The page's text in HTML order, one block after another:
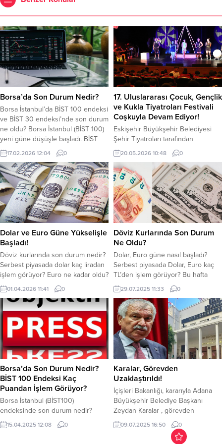
Borsa’da Son Durum Nedir?
Borsa İstanbul’da BİST 100 endeksi
ve BİST 30 endeksi’nde son durum
ne oldu? Borsa İstanbul (BİST 100)
yeni güne düşüşle başladı. BİST
100 endeksi önceki gün kapanışı
14.339.30 puandan yaptı. BİST 100
endeksi bugün 0.25 puan azalışla
açılışını 14.314.06 puandan yaptı.
BİST 100 endeksi saat 12.00
itibariyle 14.290.28 puandan işlem...
17.02.2026 12:04 0
17. Uluslararası Çocuk, Gençlik
ve Kukla Tiyatroları Festivali
Coşkuyla Devam Ediyor!
Eskişehir Büyükşehir Belediyesi
Şehir Tiyatroları tarafından
düzenlenen 17. Uluslararası
Eskişehir Çocuk, Gençlik ve Kukla
Tiyatroları Festivali, dünya
genelinden seçkin tiyatro
topluluklarını Eskişehir’de bir araya
getirmeye devam ediyor.
Büyükşehir Belediyesi bünyesinde
gerçekleştirilen ve kenti adeta dev
bir açık hava sahnesine
dönüştüren 17. Uluslararası
Eskişehir Çocuk, Gençlik ve Kukla
Tiyatroları Festivali tüm...
20.05.2026 10:48 0
Dolar ve Euro Güne Yükselişle
Başladı!
Döviz kurlarında son durum nedir?
Serbest piyasada dolar kaç liradan
işlem görüyor? Euro ne kadar oldu?
Döviz piyasasında dolar ve euro
güne hafif yükselişle başladı.
Ekonomik belirsizlikler, faiz
politikalarına dair beklentiler ve
jeopolitik riskler doların
yükselmesinde etkili olmaya devam
ediyor. Dolar dün günü 44.44
TL’den kapattı. Bugün güne 44.45
TL’den...
01.04.2026 11:41 0
Döviz Kurlarında Son Durum
Ne Oldu?
Dolar, Euro güne nasıl başladı?
Serbest piyasada Dolar, Euro kaç
TL’den işlem görüyor? Bu hafta
içinde FED faiz kararının
açıklanması beklenirken dolardaki
etkisi merak ediliyor. Dolar dün
40.546 TL’den kapanış yaptı.
Bugün sabah saatlerinde bir miktar
gerileyen dolar saat 11.33 itibariyle
40.571 TL bandına çıkarak
tekrardan yükselişe geçti. Euro
ise...
29.07.2025 11:33 0
Borsa’da Son Durum Nedir?
BİST 100 Endeksi Kaç
Puandan İşlem Görüyor?
Borsa İstanbul (BİST100)
endeksinde son durum nedir?
BİST30 kaç puandan işlem
görüyor? işte detaylar… Borsa2da
15.04.2025 12:08 0
Karalar, Görevden
Uzaklaştırıldı!
İçişleri Bakanlığı, kararıyla Adana
Büyükşehir Belediye Başkanı
Zeydan Karalar , görevden
uzaklaştırıldı. Yolsuzluk
soruşturması kapsamında
tutuklanan ABB Başkanı Karalar,
09.07.2025 16:50 0